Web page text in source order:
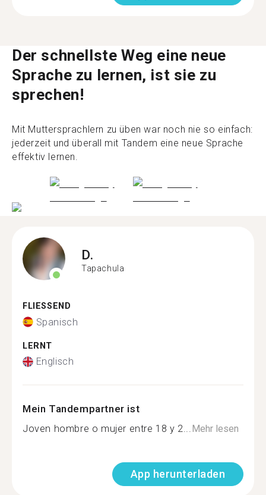
Der schnellste Weg eine neue
Sprache zu lernen, ist sie zu
sprechen!
Mit Muttersprachlern zu üben war noch nie so einfach:
jederzeit und überall mit Tandem eine neue Sprache
effektiv lernen.
D.
Tapachula
FLIESSEND
Spanisch
LERNT
Englisch
Mein Tandempartner ist
Joven hombre o mujer entre 18 y 2...Mehr lesen
App herunterladen